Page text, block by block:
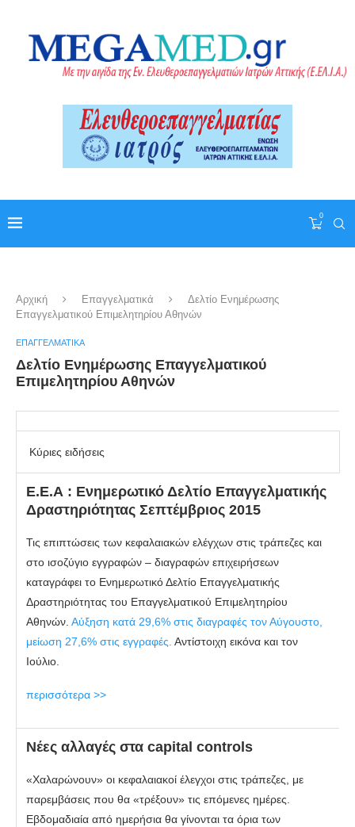
0
Αρχική Επαγγελματικά
Δελτίο Ενημέρωσης
Επαγγελματικού Επιμελητηρίου Αθηνών
ΕΠΑΓΓΕΛΜΑΤΙΚΆ
Δελτίο Ενημέρωσης Επαγγελματικού
Επιμελητηρίου Αθηνών
Κύριες ειδήσεις
Ε.Ε.Α : Ενημερωτικό Δελτίο Επαγγελματικής
Δραστηριότητας Σεπτέμβριος 2015
Τις επιπτώσεις των κεφαλαιακών ελέγχων στις τράπεζες και
στο ισοζύγιο εγγραφών – διαγραφών επιχειρήσεων
καταγράφει το Ενημερωτικό Δελτίο Επαγγελματικής
Δραστηριότητας του Επαγγελματικού Επιμελητηρίου
Αθηνών. Αύξηση κατά 29,6% στις διαγραφές τον Αύγουστο,
μείωση 27,6% στις εγγραφές. Αντίστοιχη εικόνα και τον
Ιούλιο.
περισσότερα >>
Νέες αλλαγές στα capital controls
«Χαλαρώνουν» οι κεφαλαιακοί έλεγχοι στις τράπεζες, με
παρεμβάσεις που θα «τρέξουν» τις επόμενες ημέρες.
Εβδομαδιαία από ημερήσια θα γίνονται τα όρια των